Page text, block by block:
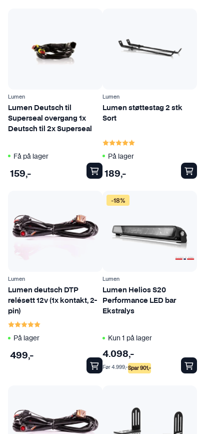
e
v
a
n
A
r
n
a
t
i
v
e
Lumen
Lumen Deutsch til
Superseal overgang 1x
Deutsch til 2x Superseal
Få på lager
159,-
Lumen
Lumen støttestag 2 stk
Sort
Karakter:
På lager
189,-
Lumen
Lumen deutsch DTP
relésett 12v (1x kontakt, 2-
pin)
Karakter:
På lager
499,-
-18%
Lumen
Lumen Helios S20
Performance LED bar
Ekstralys
Kun 1 på lager
4.098,-
Spar901,-
Før4.999,-